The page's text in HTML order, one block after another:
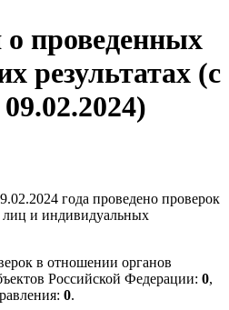
проведенных
результатах (с
года проведено проверок
и индивидуальных
в отношении органов
Российской Федерации: 0,
0.